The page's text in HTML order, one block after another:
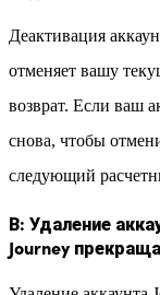
Деактивация
отменяет вашу
возврат. Если ваш
снова, чтобы
следующий
В: Удаление
Journey